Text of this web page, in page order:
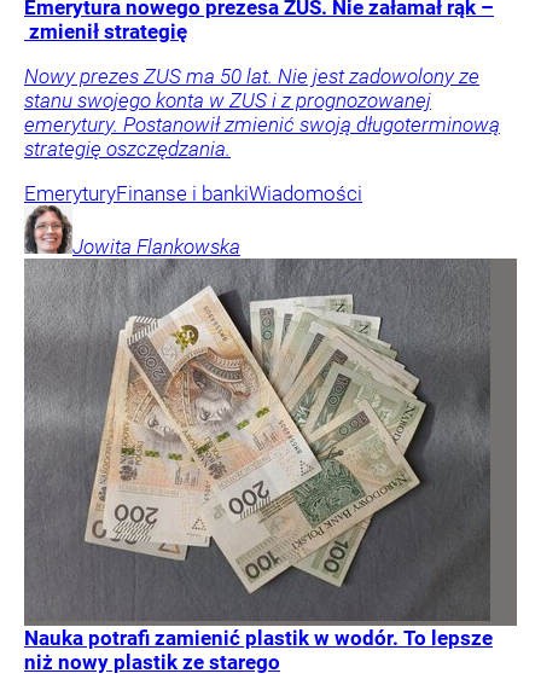
Emerytura nowego prezesa ZUS. Nie załamał rąk –
zmienił strategię
Nowy prezes ZUS ma 50 lat. Nie jest zadowolony ze
stanu swojego konta w ZUS i z prognozowanej
emerytury. Postanowił zmienić swoją długoterminową
strategię oszczędzania.
EmeryturyFinanse i bankiWiadomości
Jowita Flankowska
Nauka potrafi zamienić plastik w wodór. To lepsze
niż nowy plastik ze starego